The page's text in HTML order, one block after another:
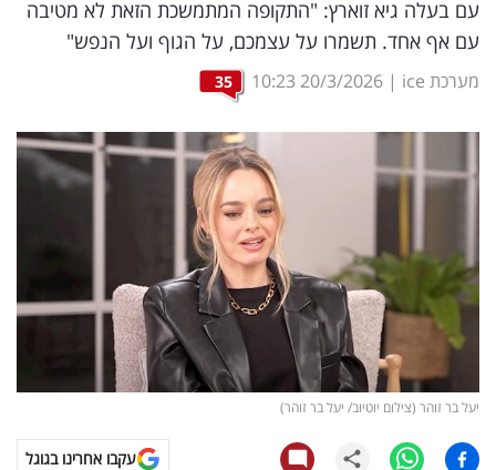
שיווק
ופרסום
מדדים
ומחקרים
דעות
רכילות
עסקית
קריפטו
ויראלי
עם בעלה גיא זוארץ: "התקופה המתמשכת הזאת לא מטיבה
עם אף אחד. תשמרו על עצמכם, על הגוף ועל הנפש"
מערכת ice |
20/3/2026
10:23
35
יעל בר זוהר (צילום יוטיוב/ יעל בר זוהר)
עקבו אחרינו בגוגל